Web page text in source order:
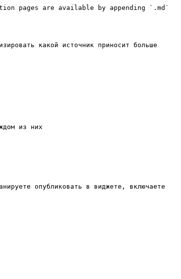
pages are available by appending `.md`
какой источник приносит больше
из них
опубликовать в виджете, включаете